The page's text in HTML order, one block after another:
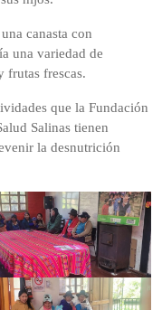
canasta con
una variedad de
frutas frescas.
que la Fundación
Salinas tienen
la desnutrición